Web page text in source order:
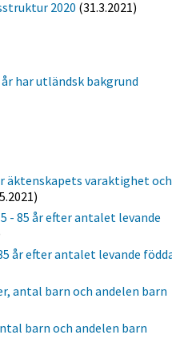
2020 (31.3.2021)
har utländsk bakgrund
äktenskapets varaktighet och
- 85 år efter antalet levande
år efter antalet levande
antal barn och andelen barn
barn och andelen barn